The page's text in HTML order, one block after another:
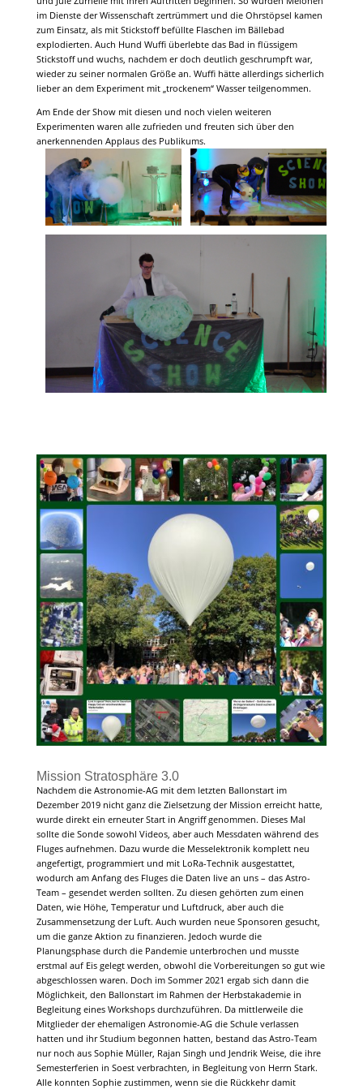
im Dienste der Wissenschaft zertrümmert und die Ohrstöpsel kamen
zum Einsatz, als mit Stickstoff befüllte Flaschen im Bällebad
explodierten. Auch Hund Wuffi überlebte das Bad in flüssigem
Stickstoff und wuchs, nachdem er doch deutlich geschrumpft war,
wieder zu seiner normalen Größe an. Wuffi hätte allerdings sicherlich
lieber an dem Experiment mit „trockenem“ Wasser teilgenommen.
Am Ende der Show mit diesen und noch vielen weiteren
Experimenten waren alle zufrieden und freuten sich über den
anerkennenden Applaus des Publikums.
Mission Stratosphäre 3.0
Nachdem die Astronomie-AG mit dem letzten Ballonstart im
Dezember 2019 nicht ganz die Zielsetzung der Mission erreicht hatte,
wurde direkt ein erneuter Start in Angriff genommen. Dieses Mal
sollte die Sonde sowohl Videos, aber auch Messdaten während des
Fluges aufnehmen. Dazu wurde die Messelektronik komplett neu
angefertigt, programmiert und mit LoRa-Technik ausgestattet,
wodurch am Anfang des Fluges die Daten live an uns – das Astro-
Team – gesendet werden sollten. Zu diesen gehörten zum einen
Daten, wie Höhe, Temperatur und Luftdruck, aber auch die
Zusammensetzung der Luft. Auch wurden neue Sponsoren gesucht,
um die ganze Aktion zu finanzieren. Jedoch wurde die
Planungsphase durch die Pandemie unterbrochen und musste
erstmal auf Eis gelegt werden, obwohl die Vorbereitungen so gut wie
abgeschlossen waren. Doch im Sommer 2021 ergab sich dann die
Möglichkeit, den Ballonstart im Rahmen der Herbstakademie in
Begleitung eines Workshops durchzuführen. Da mittlerweile die
Mitglieder der ehemaligen Astronomie-AG die Schule verlassen
hatten und ihr Studium begonnen hatten, bestand das Astro-Team
nur noch aus Sophie Müller, Rajan Singh und Jendrik Weise, die ihre
Semesterferien in Soest verbrachten, in Begleitung von Herrn Stark.
Alle konnten Sophie zustimmen, wenn sie die Rückkehr damit